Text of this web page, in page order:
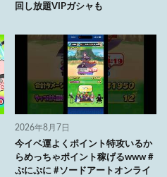
回し放題VIPガシャも
2026年8月7日
今イベ運よくポイント特攻いるか
らめっちゃポイント稼げるwww #
ぷにぷに #ソードアートオンライ